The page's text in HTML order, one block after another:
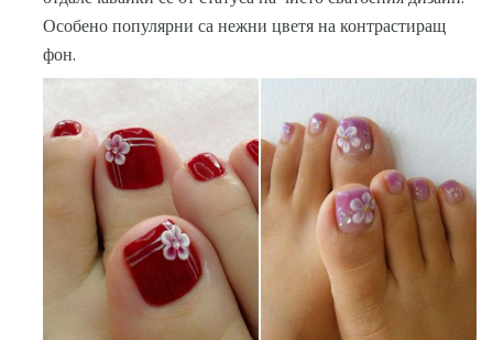
Особено популярни са нежни цветя на контрастиращ
фон.